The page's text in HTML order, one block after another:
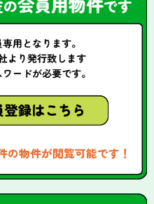
の物件が閲覧可能です！